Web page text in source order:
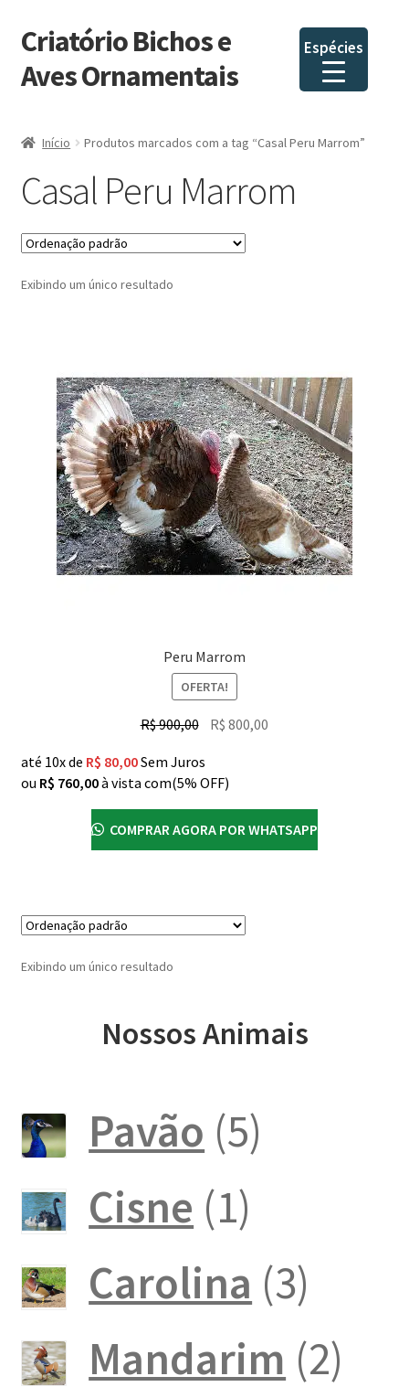
Espécies
Pular
para
navegação
Pular
para
o
Criatório Bichos e
Aves Ornamentais
Início Produtos marcados com a tag “Casal Peru Marrom”
Casal Peru Marrom
Exibindo um único resultado
Peru Marrom
OFERTA!
R$900,00
original
era:
R$ 900,00.
R$ 800,00
R$ 800,00.
até 10x de R$ 80,00Sem Juros
ou R$ 760,00à vista com(5% OFF)
COMPRAR AGORA POR WHATSAPP
Exibindo um único resultado
Nossos Animais
Pavão 55
Cisne 11
produto
Carolina 33
Mandarim 22